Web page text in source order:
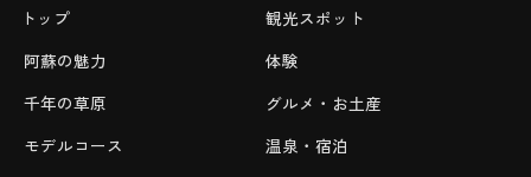
トップ
阿蘇の魅力
千年の草原
モデルコース
観光スポット
体験
グルメ・お土産
温泉・宿泊